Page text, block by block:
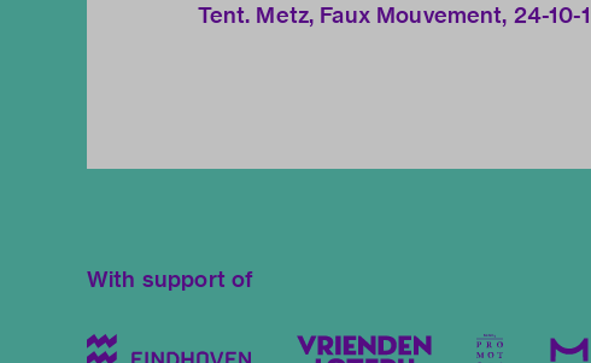
Tent. Metz, Faux Mouvement, 24-10-
With support of